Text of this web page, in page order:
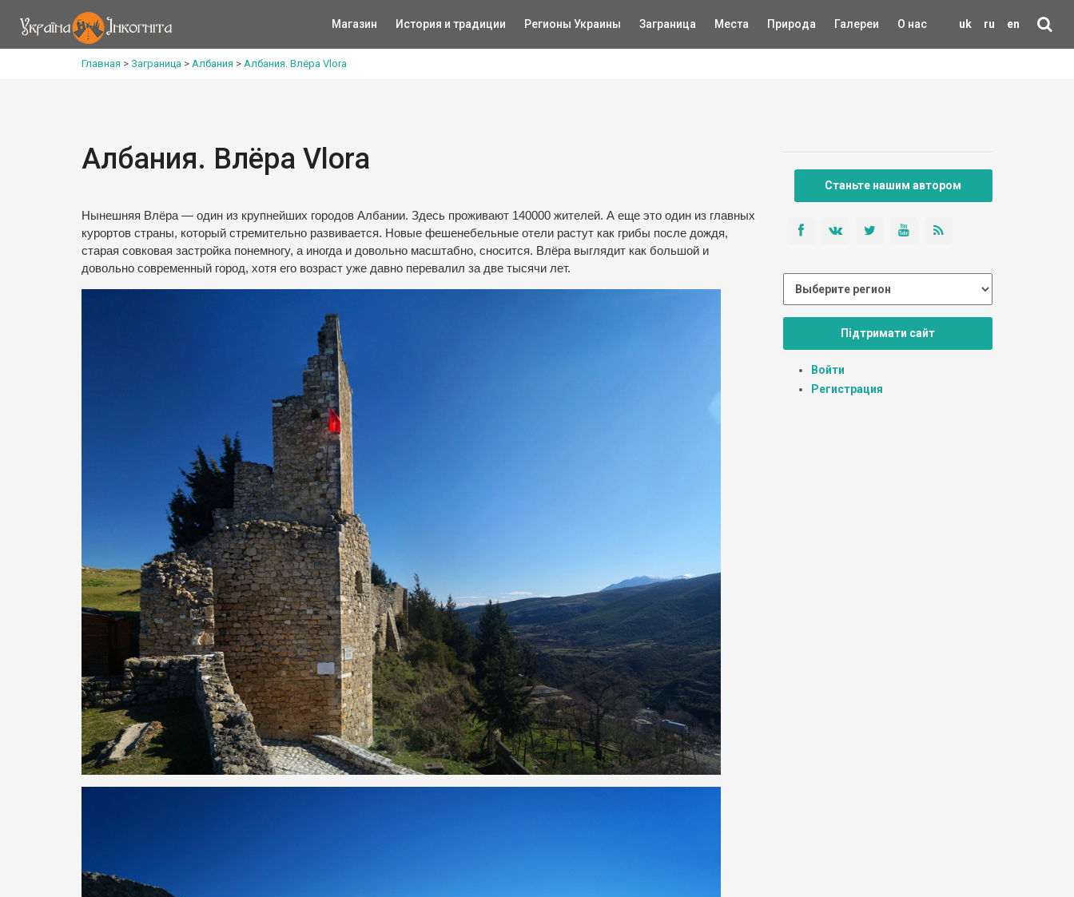
uk ru en
Магазин История и традиции Регионы Украины Заграница Места Природа Галереи О нас
Главная > Заграница > Албания > Албания. Влёра Vlora
Албания. Влёра Vlora
Нынешняя Влёра — один из крупнейших городов Албании. Здесь проживают 140000 жителей. А еще это один из главных
курортов страны, который стремительно развивается. Новые фешенебельные отели растут как грибы после дождя,
старая совковая застройка понемногу, а иногда и довольно масштабно, сносится. Влёра выглядит как большой и
довольно современный город, хотя его возраст уже давно перевалил за две тысячи лет.
Станьте нашим автором
Підтримати сайт
Войти
Регистрация